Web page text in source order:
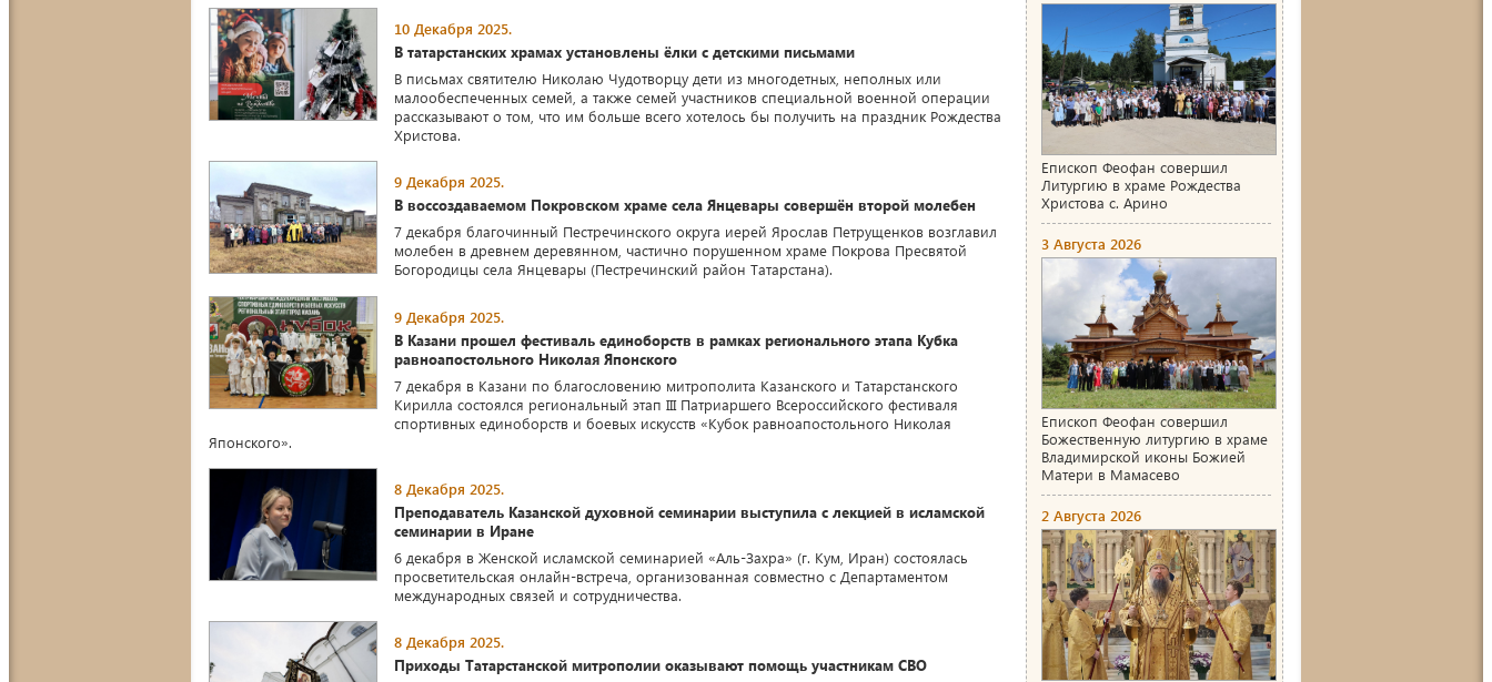
10 Декабря 2025.
В татарстанских храмах установлены ёлки с детскими письмами
В письмах святителю Николаю Чудотворцу дети из многодетных, неполных или
малообеспеченных семей, а также семей участников специальной военной операции
рассказывают о том, что им больше всего хотелось бы получить на праздник Рождества
Христова.
9 Декабря 2025.
В воссоздаваемом Покровском храме села Янцевары совершён второй молебен
7 декабря благочинный Пестречинского округа иерей Ярослав Петрущенков возглавил
молебен в древнем деревянном, частично порушенном храме Покрова Пресвятой
Богородицы села Янцевары (Пестречинский район Татарстана).
9 Декабря 2025.
В Казани прошел фестиваль единоборств в рамках регионального этапа Кубка
равноапостольного Николая Японского
7 декабря в Казани по благословению митрополита Казанского и Татарстанского
Кирилла состоялся региональный этап III Патриаршего Всероссийского фестиваля
спортивных единоборств и боевых искусств «Кубок равноапостольного Николая
Японского».
8 Декабря 2025.
Преподаватель Казанской духовной семинарии выступила с лекцией в исламской
семинарии в Иране
6 декабря в Женской исламской семинарией «Аль-Захра» (г. Кум, Иран) состоялась
просветительская онлайн-встреча, организованная совместно с Департаментом
международных связей и сотрудничества.
8 Декабря 2025.
Приходы Татарстанской митрополии оказывают помощь участникам СВО
Епископ Феофан совершил
Литургию в храме Рождества
Христова с. Арино
3 Августа 2026
Епископ Феофан совершил
Божественную литургию в храме
Владимирской иконы Божией
Матери в Мамасево
2 Августа 2026